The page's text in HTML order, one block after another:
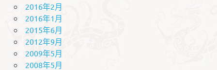
2016年2月
2016年1月
2015年6月
2012年9月
2009年5月
2008年5月